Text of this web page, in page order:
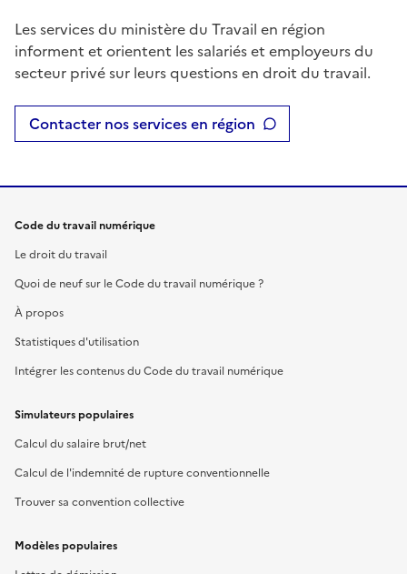
Les services du ministère du Travail en région
informent et orientent les salariés et employeurs du
secteur privé sur leurs questions en droit du travail.
Contacter nos services en région
Code du travail numérique
Le droit du travail
Quoi de neuf sur le Code du travail numérique ?
À propos
Statistiques d'utilisation
Intégrer les contenus du Code du travail numérique
Simulateurs populaires
Calcul du salaire brut/net
Calcul de l'indemnité de rupture conventionnelle
Trouver sa convention collective
Modèles populaires